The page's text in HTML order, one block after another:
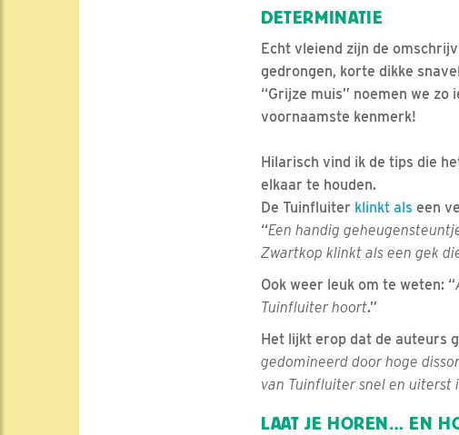
DETERMINATIE
Echt vleiend zijn de
gedrongen, korte dikke
“Grijze muis” noemen we
voornaamste kenmerk!
Hilarisch vind ik de tips die
elkaar te houden.
De Tuinfluiter klinkt als een
“Een handig
Zwartkop klinkt als een gek
Ook weer leuk om te weten: “
Tuinfluiter hoort.”
Het lijkt erop dat de auteurs
gedomineerd door hoge
van Tuinfluiter snel en uiterst
LAAT JE HOREN… EN